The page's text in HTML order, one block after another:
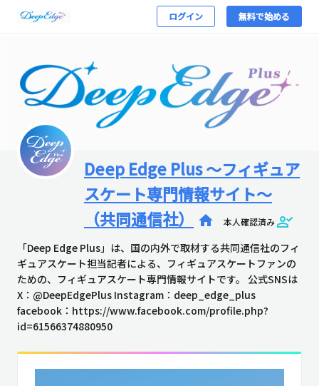
ログイン 無料で始める
Deep Edge Plus ～フィギュア
スケート専門情報サイト～
（共同通信社）
home 本人確認済み
「Deep Edge Plus」は、国の内外で取材する共同通信社のフィ
ギュアスケート担当記者による、フィギュアスケートファンの
ための、フィギュアスケート専門情報サイトです。 公式SNSは
X：@DeepEdgePlus Instagram：deep_edge_plus
facebook：https://www.facebook.com/profile.php?
id=61566374880950